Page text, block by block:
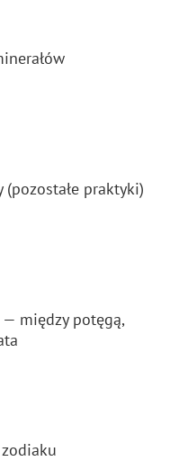
(pozostałe praktyki)
między potęgą,